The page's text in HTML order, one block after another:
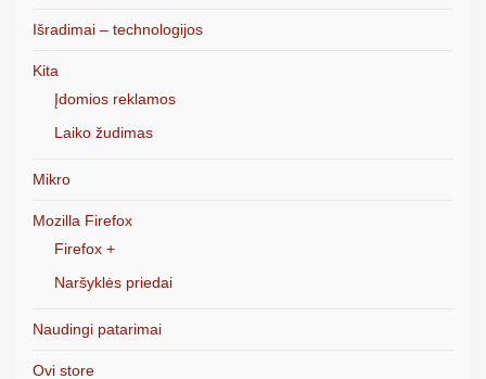
Išradimai – technologijos
Kita
Įdomios reklamos
Laiko žudimas
Mikro
Mozilla Firefox
Firefox +
Naršyklės priedai
Naudingi patarimai
Ovi store